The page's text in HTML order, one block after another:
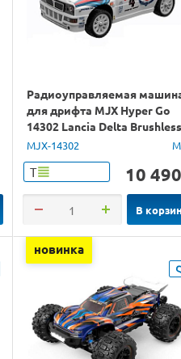
Радиоуправляемая
для дрифта MJX Hyper Go
14302 Lancia Delta Brushless
4WD 2.4G LED 1/14 RTR
MJX-14302
Т 10 490
В
новинка